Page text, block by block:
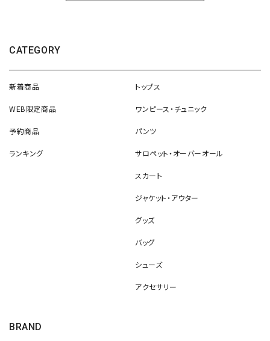
CATEGORY
新着商品
WEB限定商品
予約商品
ランキング
トップス
ワンピース・チュニック
パンツ
サロペット・オーバーオール
スカート
ジャケット・アウター
グッズ
バッグ
シューズ
アクセサリー
BRAND